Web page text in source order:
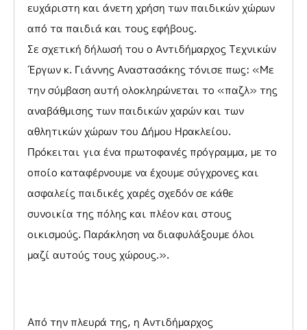
ευχάριστη και άνετη χρήση των παιδικών χώρων
από τα παιδιά και τους εφήβους.
Σε σχετική δήλωσή του ο Αντιδήμαρχος Τεχνικών
Έργων κ. Γιάννης Αναστασάκης τόνισε πως: «Με
την σύμβαση αυτή ολοκληρώνεται το «παζλ» της
αναβάθμισης των παιδικών χαρών και των
αθλητικών χώρων του Δήμου Ηρακλείου.
Πρόκειται για ένα πρωτοφανές πρόγραμμα, με το
οποίο καταφέρνουμε να έχουμε σύγχρονες και
ασφαλείς παιδικές χαρές σχεδόν σε κάθε
συνοικία της πόλης και πλέον και στους
οικισμούς. Παράκληση να διαφυλάξουμε όλοι
μαζί αυτούς τους χώρους.».
Από την πλευρά της, η Αντιδήμαρχος